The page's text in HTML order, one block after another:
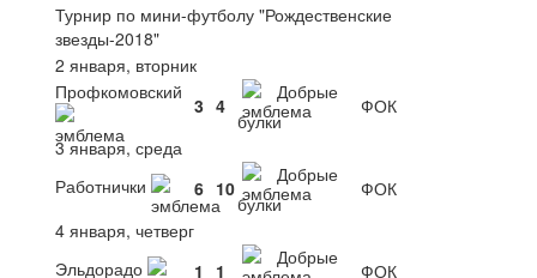
Турнир по мини-футболу "Рождественские
звезды-2018"
2 января, вторник
Профкомовский
3 4
Добрые
булки
ФОК
3 января, среда
Работнички
6 10
Добрые
булки
ФОК
4 января, четверг
Эльдорадо
1 1
Добрые
ФОК